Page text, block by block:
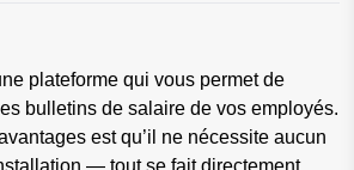
plateforme qui vous permet de
bulletins de salaire de vos employés.
est qu’il ne nécessite aucun